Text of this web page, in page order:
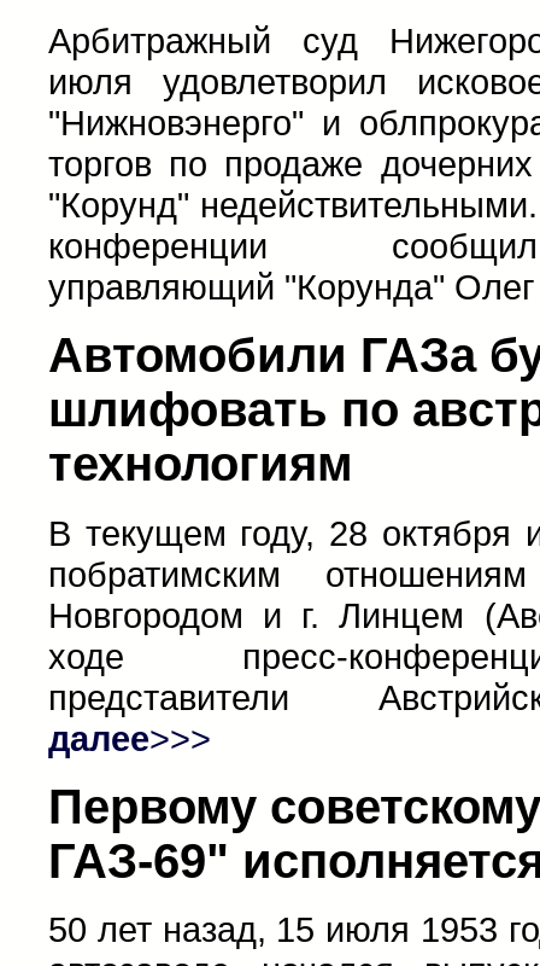
Арбитражный суд
июля удовлетворил
"Нижновэнерго" и
торгов по продаже
"Корунд"
конференции
управляющий "Корунда"
Автомобили ГАЗа
шлифовать по
технологиям
В текущем году, 28 октября
побратимским
Новгородом и г. Линцем
ходе пресс-
представители
далее>>>
Первому
ГАЗ-69"
50 лет назад, 15 июля 1953